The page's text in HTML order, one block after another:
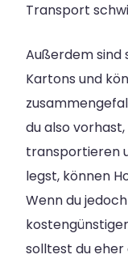
Transport
Außerdem
Kartons und
du also
transportieren
legst, können
Wenn du
solltest du